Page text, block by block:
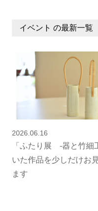
イベント の最新一覧
2026.06.16
「ふたり展 -器と竹細
いた作品を少しだけお
ます